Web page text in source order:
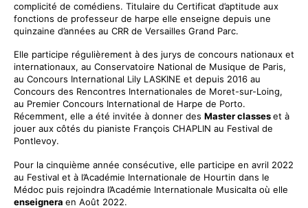
complicité de comédiens. Titulaire du Certificat d’aptitude aux
fonctions de professeur de harpe elle enseigne depuis une
quinzaine d’années au CRR de Versailles Grand Parc.
Elle participe régulièrement à des jurys de concours nationaux et
internationaux, au Conservatoire National de Musique de Paris,
au Concours International Lily LASKINE et depuis 2016 au
Concours des Rencontres Internationales de Moret-sur-Loing,
au Premier Concours International de Harpe de Porto.
Récemment, elle a été invitée à donner des Master classeset à
jouer aux côtés du pianiste François CHAPLIN au Festival de
Pontlevoy.
Pour la cinquième année consécutive, elle participe en avril 2022
au Festival et à l’Académie Internationale de Hourtin dans le
Médoc puis rejoindra l’Académie Internationale Musicalta où elle
enseignera en Août 2022.